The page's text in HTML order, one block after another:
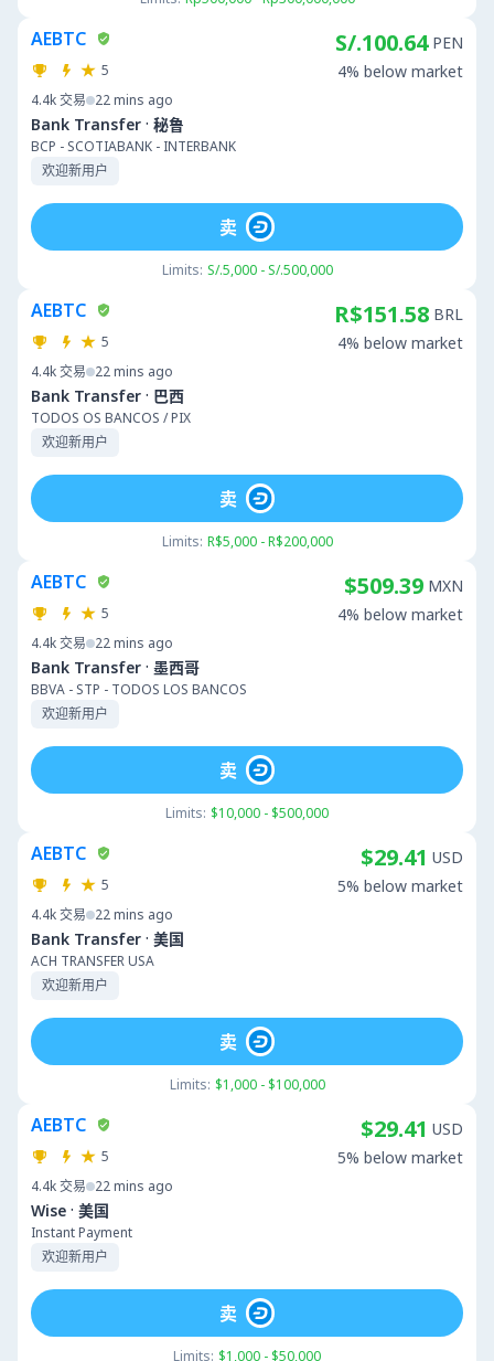
AEBTC
5
4.4k交易 22 mins ago
Bank Transfer · 秘鲁
BCP - SCOTIABANK - INTERBANK
欢迎新用户
S/.100.64 PEN
4% below market
Limits: S/.5,000 - S/.500,000
卖
AEBTC
5
4.4k交易 22 mins ago
Bank Transfer · 巴西
TODOS OS BANCOS / PIX
欢迎新用户
R$151.58 BRL
4% below market
Limits: R$5,000 - R$200,000
卖
AEBTC
5
4.4k交易 22 mins ago
Bank Transfer · 墨西哥
BBVA - STP - TODOS LOS BANCOS
欢迎新用户
$509.39 MXN
4% below market
Limits: $10,000 - $500,000
卖
AEBTC
5
4.4k交易 22 mins ago
Bank Transfer · 美国
ACH TRANSFER USA
欢迎新用户
$29.41 USD
5% below market
Limits: $1,000 - $100,000
卖
AEBTC
5
4.4k交易 22 mins ago
Wise · 美国
Instant Payment
欢迎新用户
$29.41 USD
5% below market
Limits: $1,000 - $50,000
卖